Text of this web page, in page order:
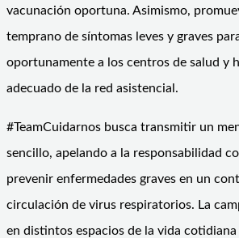
vacunación oportuna. Asimismo,
temprano de síntomas leves y graves
oportunamente a los centros de salud y
adecuado de la red asistencial.
#TeamCuidarnos busca transmitir un
sencillo, apelando a la responsabilidad
prevenir enfermedades graves en un
circulación de virus respiratorios. La
en distintos espacios de la vida